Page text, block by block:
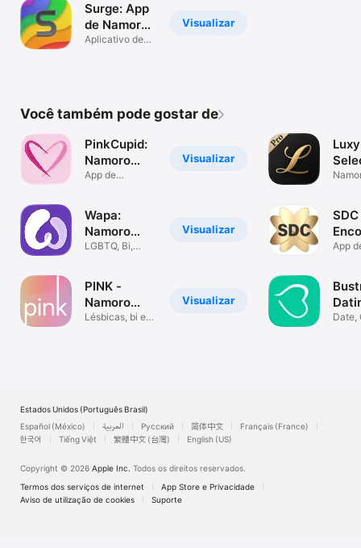
Visualizar
Surge: App
de Namoro
Gay
Aplicativo de
Você também pode gostar de
Visualizar
PinkCupid:
Namoro
Lésbico
App de
Visualizar
Wapa:
Namoro
Lésbico
LGBTQ, Bi,
Visualizar
PINK -
Namoro
para elas
Lésbicas, bi e
SDC
para
App
Date,
Estados Unidos (Português Brasil)
Español (México)
العربية Русский 简体中文
Français (France)
한국어
Tiếng Việt 繁體中文 (台灣) English (US)
Copyright © 2026 Apple Inc. Todos os direitos reservados.
Termos dos serviços de internet
App Store e Privacidade
Aviso de utilização de cookies
Suporte